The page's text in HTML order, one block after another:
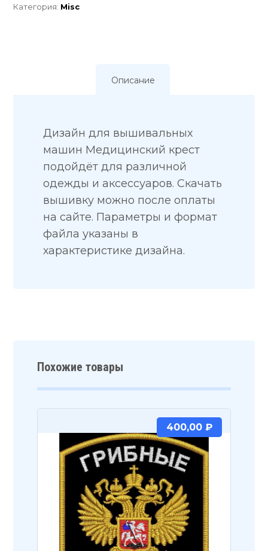
Категория: Misc
Описание
Дизайн для вышивальных
машин Медицинский крест
подойдёт для различной
одежды и аксессуаров. Скачать
вышивку можно после оплаты
на сайте. Параметры и формат
файла указаны в
характеристике дизайна.
Похожие товары
400,00 ₽